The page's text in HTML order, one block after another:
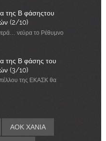
της Β φάσηςτου
(2/10)
νεύρα το Ρέθυμνο
της Β φάσης του
(3/10)
της ΕΚΑΣΚ θα
ΑΟΚ ΧΑΝΙΑ